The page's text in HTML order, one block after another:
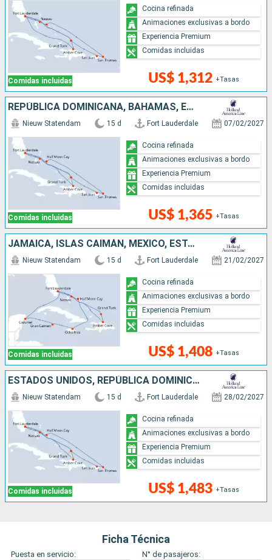
Comidas incluidas US$ 1,312 +Tasas
Cocina refinada
Animaciones exclusivas a bordo
Experiencia Premium
Comidas incluidas
REPÚBLICA DOMINICANA, BAHAMAS, ESTADOS UNIDOS, PUERTO RICO
Comidas incluidas
Nieuw Statendam 15 d Fort Lauderdale 07/02/2027
US$ 1,365 +Tasas
Cocina refinada
Animaciones exclusivas a bordo
Experiencia Premium
Comidas incluidas
JAMAICA, ISLAS CAIMÁN, MÉXICO, ESTADOS UNIDOS, REPÚBLICA DOMINICANA, BAHAMAS
Comidas incluidas
Nieuw Statendam 15 d Fort Lauderdale 21/02/2027
US$ 1,408 +Tasas
Cocina refinada
Animaciones exclusivas a bordo
Experiencia Premium
Comidas incluidas
ESTADOS UNIDOS, REPÚBLICA DOMINICANA, BAHAMAS, PUERTO RICO
Comidas incluidas
Nieuw Statendam 15 d Fort Lauderdale 28/02/2027
US$ 1,483 +Tasas
Cocina refinada
Animaciones exclusivas a bordo
Experiencia Premium
Comidas incluidas
Ficha Técnica
Puesta en servicio:
N° de pasajeros: